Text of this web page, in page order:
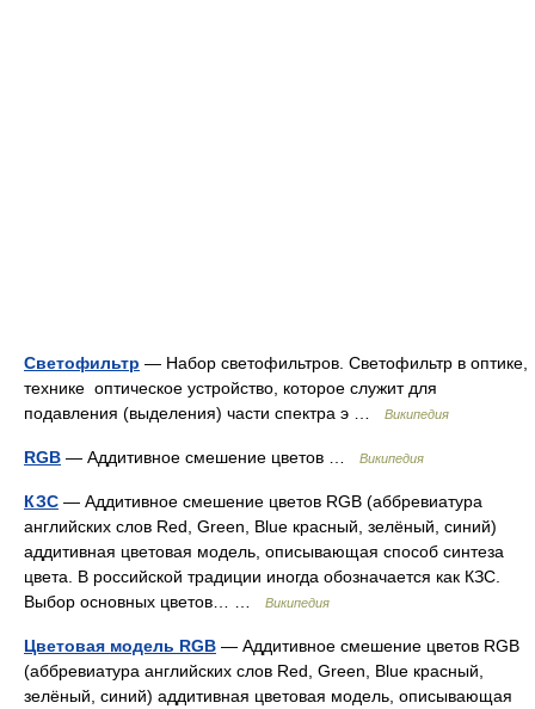
Светофильтр — Набор светофильтров. Светофильтр в оптике,
технике оптическое устройство, которое служит для
подавления (выделения) части спектра э …
Википедия
RGB — Аддитивное смешение цветов … Википедия
КЗС — Аддитивное смешение цветов RGB (аббревиатура
английских слов Red, Green, Blue красный, зелёный, синий)
аддитивная цветовая модель, описывающая способ синтеза
цвета. В российской традиции иногда обозначается как КЗС.
Выбор основных цветов… …
Википедия
Цветовая модель RGB — Аддитивное смешение цветов RGB
(аббревиатура английских слов Red, Green, Blue красный,
зелёный, синий) аддитивная цветовая модель, описывающая